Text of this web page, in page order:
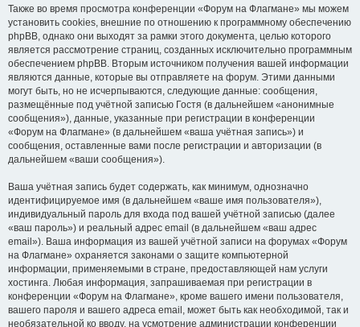
Также во время просмотра конференции «Форум на Флагмане» мы можем
установить cookies, внешние по отношению к программному обеспечению
phpBB, однако они выходят за рамки этого документа, целью которого
является рассмотрение страниц, созданных исключительно программным
обеспечением phpBB. Вторым источником получения вашей информации
являются данные, которые вы отправляете на форум. Этими данными
могут быть, но не исчерпываются, следующие данные: сообщения,
размещённые под учётной записью Гостя (в дальнейшем «анонимные
сообщения»), данные, указанные при регистрации в конференции
«Форум на Флагмане» (в дальнейшем «ваша учётная запись») и
сообщения, оставленные вами после регистрации и авторизации (в
дальнейшем «ваши сообщения»).
Ваша учётная запись будет содержать, как минимум, однозначно
идентифицируемое имя (в дальнейшем «ваше имя пользователя»),
индивидуальный пароль для входа под вашей учётной записью (далее
«ваш пароль») и реальный адрес email (в дальнейшем «ваш адрес
email»). Ваша информация из вашей учётной записи на форумах «Форум
на Флагмане» охраняется законами о защите компьютерной
информации, применяемыми в стране, предоставляющей нам услуги
хостинга. Любая информация, запрашиваемая при регистрации в
конференции «Форум на Флагмане», кроме вашего имени пользователя,
вашего пароля и вашего адреса email, может быть как необходимой, так и
необязательной ко вводу, на усмотрение администрации конференции